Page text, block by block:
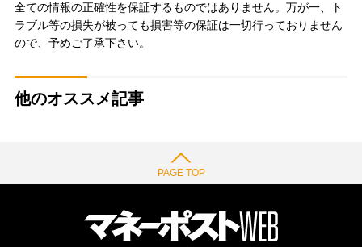
全ての情報の正確性を保証するものではありません。万が一、ト
ラブル等の損失が被っても損害等の保証は一切行っておりません
ので、予めご了承下さい。
他のオススメ記事
PAGE TOP